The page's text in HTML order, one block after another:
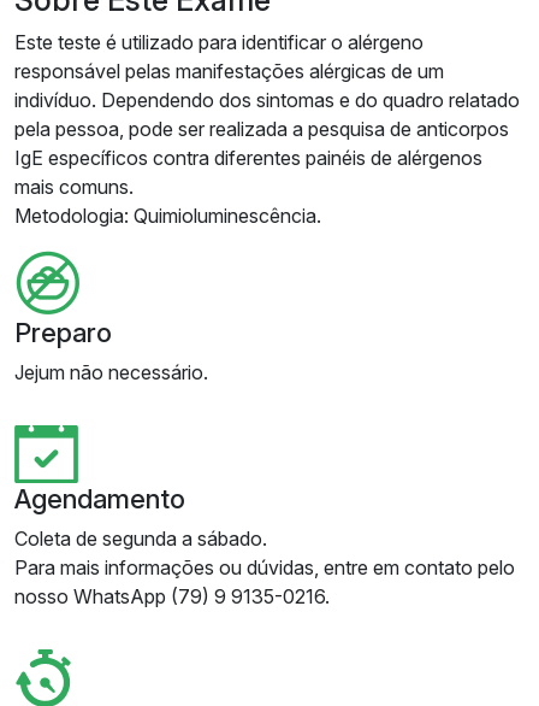
Este teste é utilizado para identificar o alérgeno
responsável pelas manifestações alérgicas de um
indivíduo. Dependendo dos sintomas e do quadro relatado
pela pessoa, pode ser realizada a pesquisa de anticorpos
IgE específicos contra diferentes painéis de alérgenos
mais comuns.
Metodologia: Quimioluminescência.
Preparo
Jejum não necessário.
Agendamento
Coleta de segunda a sábado.
Para mais informações ou dúvidas, entre em contato pelo
nosso WhatsApp (79) 9 9135-0216.